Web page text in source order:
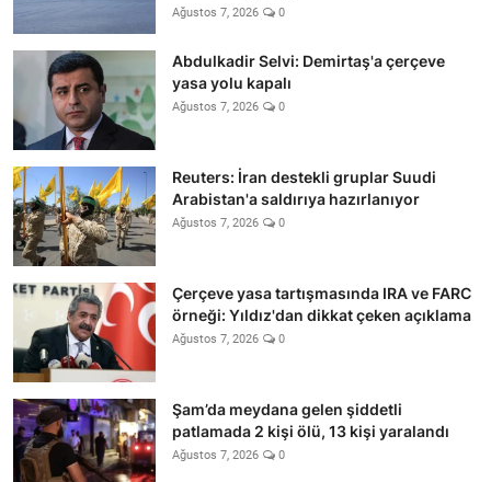
Ağustos 7, 2026 0
Abdulkadir Selvi: Demirtaş'a çerçeve
yasa yolu kapalı
Ağustos 7, 2026 0
Reuters: İran destekli gruplar Suudi
Arabistan'a saldırıya hazırlanıyor
Ağustos 7, 2026 0
Çerçeve yasa tartışmasında IRA ve FARC
örneği: Yıldız'dan dikkat çeken açıklama
Ağustos 7, 2026 0
Şam’da meydana gelen şiddetli
patlamada 2 kişi ölü, 13 kişi yaralandı
Ağustos 7, 2026 0